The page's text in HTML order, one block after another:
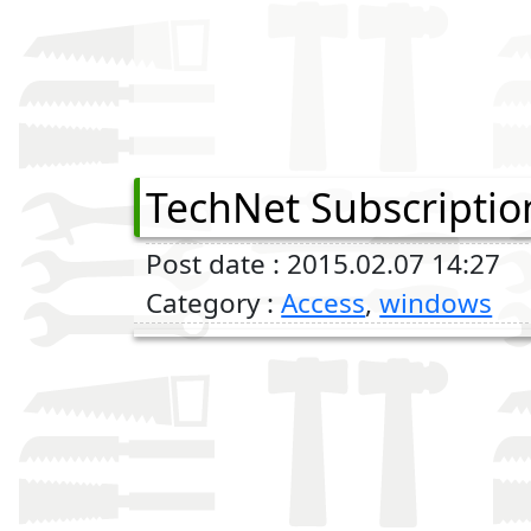
TechNet
Post date : 2015.02.07 14:27
Category :Access,windows